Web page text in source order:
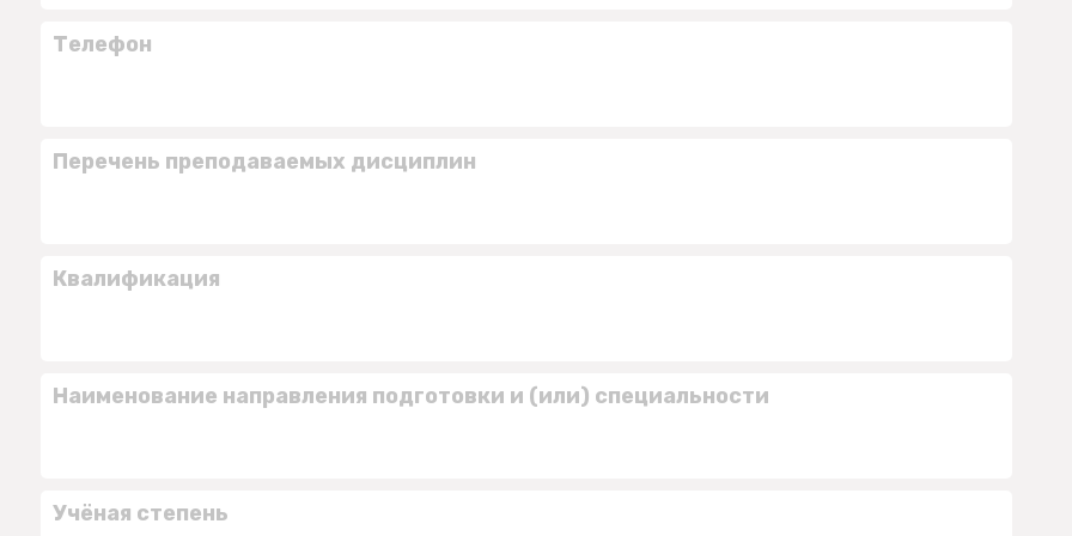
Телефон
Перечень преподаваемых дисциплин
Квалификация
Наименование направления подготовки и (или) специальности
Учёная степень